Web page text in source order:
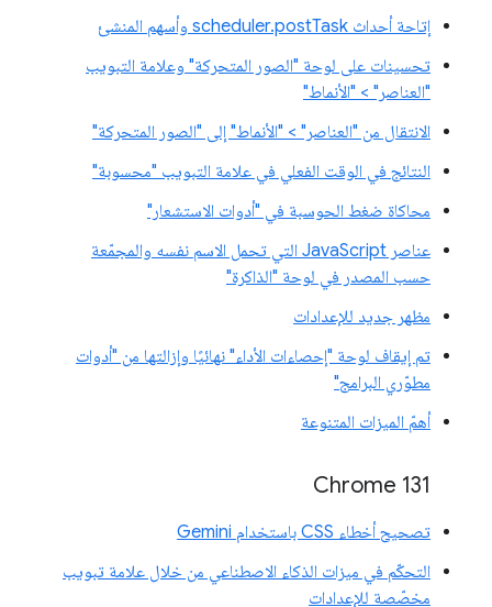
إتاحة أحداث scheduler.postTask وأسهم المنشئ
تحسينات على لوحة "الصور المتحركة" وعلامة التبويب
"العناصر" > "الأنماط"
الانتقال من "العناصر" > "الأنماط" إلى "الصور المتحركة"
النتائج في الوقت الفعلي في علامة التبويب "محسوبة"
محاكاة ضغط الحوسبة في "أدوات الاستشعار"
عناصر JavaScript التي تحمل الاسم نفسه والمجمّعة
حسب المصدر في لوحة "الذاكرة"
مظهر جديد للإعدادات
تم إيقاف لوحة "إحصاءات الأداء" نهائيًا وإزالتها من "أدوات
مطوّري البرامج"
أهمّ الميزات المتنوعة
Chrome 131
تصحيح أخطاء CSS باستخدام Gemini
التحكّم في ميزات الذكاء الاصطناعي من خلال علامة تبويب
مخصّصة للإعدادات